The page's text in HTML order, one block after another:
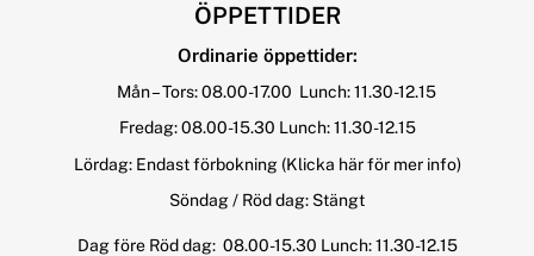
ÖPPETTIDER
Ordinarie öppettider:
Mån – Tors: 08.00-17.00 Lunch: 11.30-12.15
Fredag: 08.00-15.30 Lunch: 11.30-12.15
Lördag: Endast förbokning (Klicka här för mer info)
Söndag / Röd dag: Stängt
Dag före Röd dag: 08.00-15.30 Lunch: 11.30-12.15